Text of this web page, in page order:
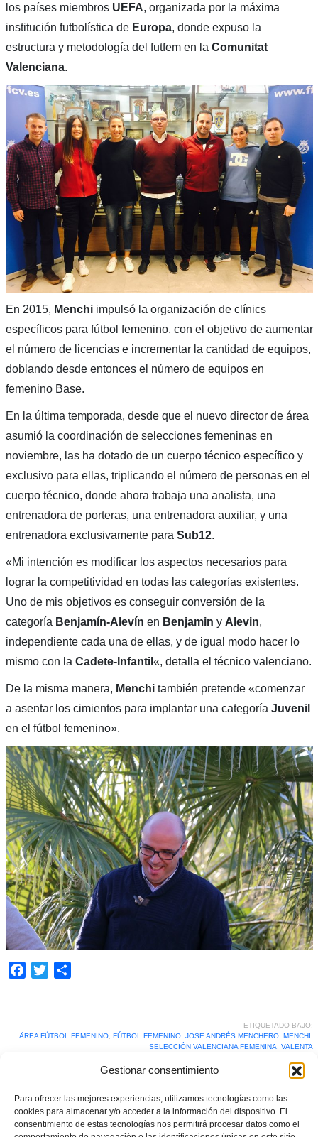
Gestionar consentimiento
Para ofrecer las mejores experiencias, utilizamos tecnologías como las
cookies para almacenar y/o acceder a la información del dispositivo. El
consentimiento de estas tecnologías nos permitirá procesar datos como el
los países miembros UEFA, organizada por la máxima
institución futbolística de Europa, donde expuso la
estructura y metodología del futfem en la Comunitat
Valenciana.
En 2015, Menchiimpulsó la organización de clínics
específicos para fútbol femenino, con el objetivo de aumentar
el número de licencias e incrementar la cantidad de equipos,
doblando desde entonces el número de equipos en
femenino Base.
En la última temporada, desde que el nuevo director de área
asumió la coordinación de selecciones femeninas en
noviembre, las ha dotado de un cuerpo técnico específico y
exclusivo para ellas, triplicando el número de personas en el
cuerpo técnico, donde ahora trabaja una analista, una
entrenadora de porteras, una entrenadora auxiliar, y una
entrenadora exclusivamente para Sub12.
«Mi intención es modificar los aspectos necesarios para
lograr la competitividad en todas las categorías existentes.
Uno de mis objetivos es conseguir conversión de la
categoría Benjamín-Alevín en Benjamin y Alevin,
independiente cada una de ellas, y de igual modo hacer lo
mismo con la Cadete-Infantil «, detalla el técnico valenciano.
De la misma manera, Menchitambién pretende «comenzar
a asentar los cimientos para implantar una categoría Juvenil
en el fútbol femenino».
Facebook
Twitter
ETIQUETADO BAJO:
ÄREA FÚTBOL FEMENINO, FÚTBOL FEMENINO, JOSE ANDRÉS MENCHERO, MENCHI,
SELECCIÓN VALENCIANA FEMENINA, VALENTA